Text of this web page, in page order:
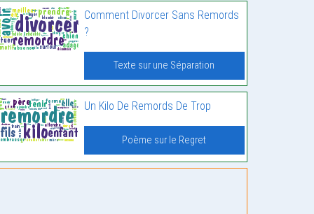
Comment Divorcer Sans Remords
?
Texte sur une Séparation
Un Kilo De Remords De Trop
Poème sur le Regret